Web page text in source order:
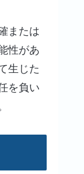
または
性があ
生じた
を負い